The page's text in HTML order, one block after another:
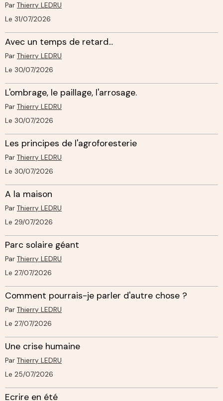
Par Thierry LEDRU
Le 31/07/2026
Avec un temps de retard...
Par Thierry LEDRU
Le 30/07/2026
L'ombrage, le paillage, l'arrosage.
Par Thierry LEDRU
Le 30/07/2026
Les principes de l'agroforesterie
Par Thierry LEDRU
Le 30/07/2026
A la maison
Par Thierry LEDRU
Le 29/07/2026
Parc solaire géant
Par Thierry LEDRU
Le 27/07/2026
Comment pourrais-je parler d'autre chose ?
Par Thierry LEDRU
Le 27/07/2026
Une crise humaine
Par Thierry LEDRU
Le 25/07/2026
Ecrire en été